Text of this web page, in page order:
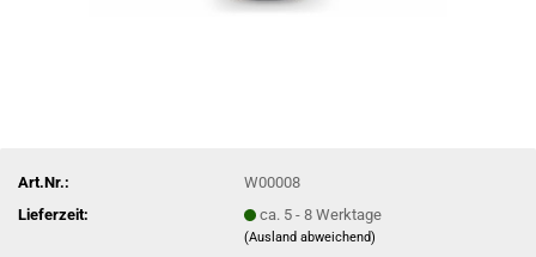
Art.Nr.:
W00008
Lieferzeit:
ca. 5 - 8 Werktage
(Ausland abweichend)